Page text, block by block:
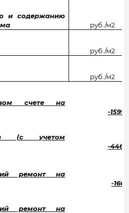
и содержанию
руб./м2
руб./м2
руб./м2
счете на
-
(с учетом
-
ремонт на
-
ремонт на